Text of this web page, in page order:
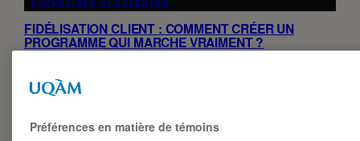
FIDÉLISATION CLIENT : COMMENT CRÉER UN
PROGRAMME QUI MARCHE VRAIMENT ?
fidéliser efficacement ses clients ? Pour une entreprise, se
démarquer de la compétition, surtout…
JUSME GIORDANY, SADIFY HARILAZA
Préférences en matière de témoins